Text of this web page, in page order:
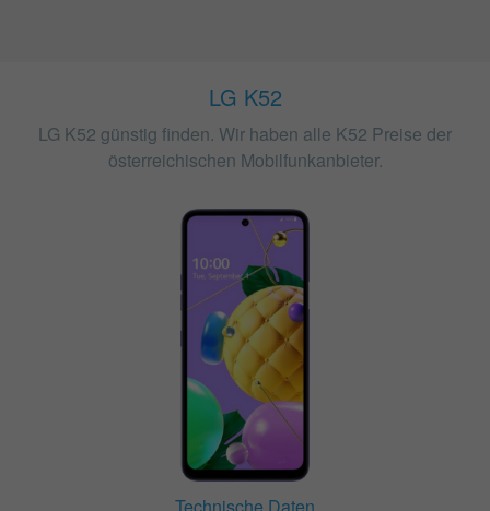
LG K52
LG K52 günstig finden. Wir haben alle K52 Preise der
österreichischen Mobilfunkanbieter.
Technische Daten